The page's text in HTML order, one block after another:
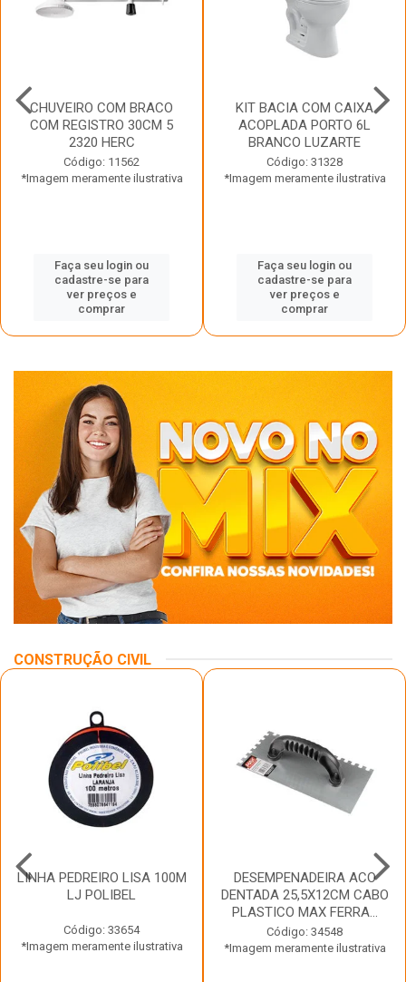
CHUVEIRO COM BRACO
COM REGISTRO 30CM 5
2320 HERC
Código: 11562
*Imagem meramente ilustrativa
Faça seu login ou
cadastre-se para
ver preços e
comprar
KIT BACIA COM CAIXA
ACOPLADA PORTO 6L
BRANCO LUZARTE
Código: 31328
*Imagem meramente ilustrativa
Faça seu login ou
cadastre-se para
ver preços e
comprar
CONSTRUÇÃO CIVIL
LINHA PEDREIRO LISA 100M
LJ POLIBEL
Código: 33654
*Imagem meramente ilustrativa
DESEMPENADEIRA ACO
DENTADA 25,5X12CM CABO
PLASTICO MAX FERRA...
Código: 34548
*Imagem meramente ilustrativa